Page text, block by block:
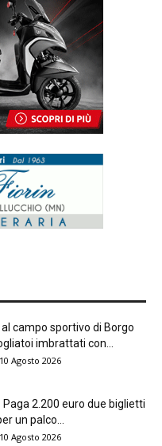
campo sportivo di Borgo
imbrattati con...
10 Agosto 2026
2.200 euro due biglietti
un palco...
10 Agosto 2026